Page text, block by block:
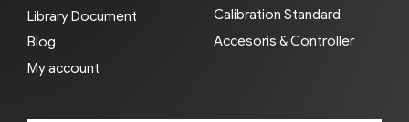
Library Document
Blog
My account
Calibration Standard
Accesoris & Controller